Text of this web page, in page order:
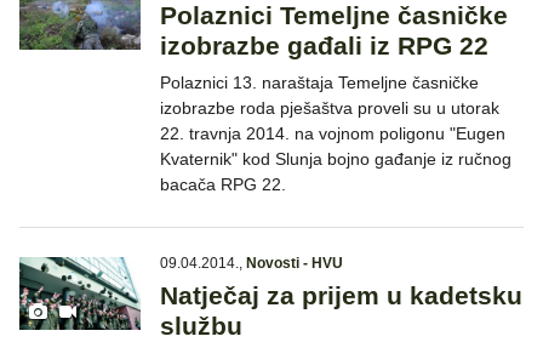
Polaznici Temeljne časničke
izobrazbe gađali iz RPG 22
Polaznici 13. naraštaja Temeljne časničke
izobrazbe roda pješaštva proveli su u utorak
22. travnja 2014. na vojnom poligonu "Eugen
Kvaternik" kod Slunja bojno gađanje iz ručnog
bacača RPG 22.
09.04.2014., Novosti - HVU
Natječaj za prijem u kadetsku
službu